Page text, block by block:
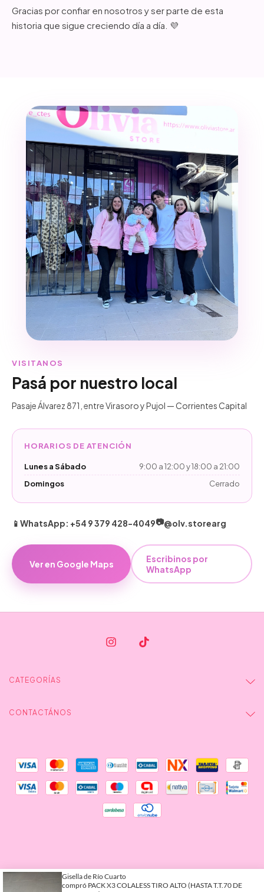
Gracias por confiar en nosotros y ser parte de esta
historia que sigue creciendo día a día. 💜
VISITANOS
Pasá por nuestro local
Pasaje Álvarez 871, entre Virasoro y Pujol — Corrientes Capital
HORARIOS DE ATENCIÓN
Lunes a Sábado
9:00 a 12:00 y 18:00 a 21:00
Domingos
Cerrado
📱 WhatsApp: +54 9 379 428-4049📷@olv.storearg
Ver en Google Maps
Escribinos por
WhatsApp
CATEGORÍAS
CONTACTÁNOS
Copyright Olivia Store - 2026.
Para reclamos